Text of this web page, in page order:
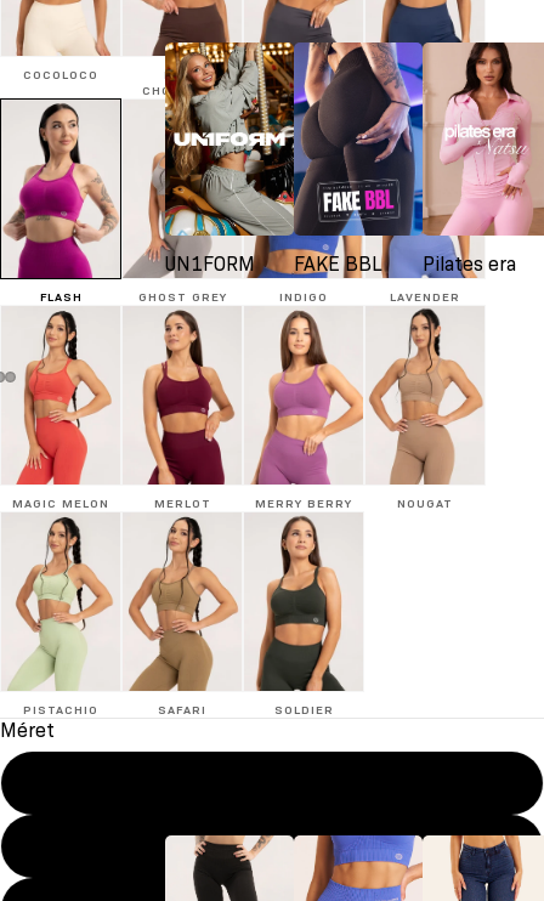
UN1FORM FAKE BBL Pilates era
COCOLOCO
DARK
CHOCOLATE
SILVER DENIM
FLASH GHOST GREY INDIGO LAVENDER
MAGIC MELON MERLOT MERRY BERRY NOUGAT
PISTACHIO SAFARI SOLDIER
Méret
S